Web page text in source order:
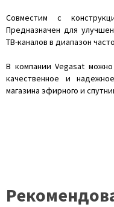
Совместим с
Предназначен для
ТВ-каналов в диапазон
В компании Vegasat
качественное и
магазина эфирного и